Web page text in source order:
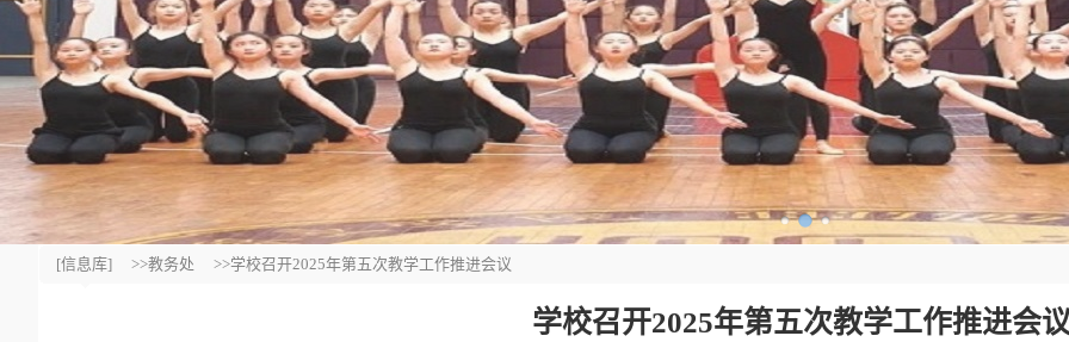
[信息库] >>教务处 >>学校召开2025年第五次教学工作推进会议
学校召开2025年第五次教学工作推进会